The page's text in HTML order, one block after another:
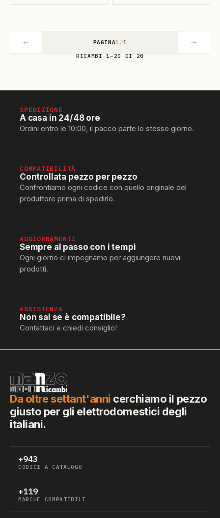
← PAGINA1 /1 →
RICAMBI 1–20 DI 20
SPEDIZIONE
A casa in 24/48 ore
Ordini entro le 10:00, il pacco parte lo stesso giorno.
COMPATIBILITÀ
Controllata pezzo per pezzo
Confrontiamo ogni codice con quello originale del
produttore prima di spedirlo.
AGGIORNAMENTI
Sempre al passo con i tempi
Ogni giorno ci impegnamo per aggiungere nuovi
prodotti.
ASSISTENZA
Non sai se è compatibile?
Contattaci e chiedi consiglio!
Da oltre settant'anni cerchiamo il pezzo
giusto per gli elettrodomestici degli
italiani.
+943
CODICI A CATALOGO
+119
MARCHE COMPATIBILI